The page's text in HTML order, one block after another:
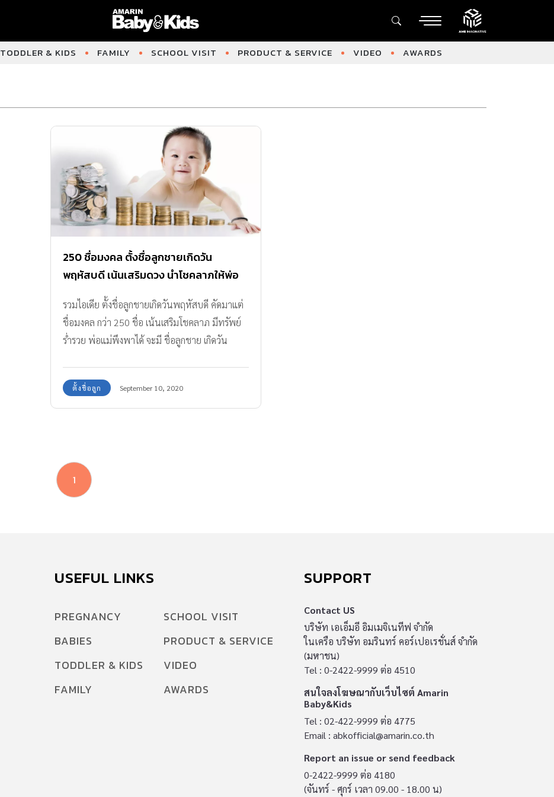
TODDLER & KIDS FAMILY SCHOOL VISIT PRODUCT & SERVICE VIDEO AWARDS
250 ชื่อมงคล ตั้งชื่อลูกชายเกิดวัน
พฤหัสบดี เน้นเสริมดวง นำโชคลาภให้พ่อ
รวมไอเดีย ตั้งชื่อลูกชายเกิดวันพฤหัสบดี คัดมาแต่
ชื่อมงคล กว่า 250 ชื่อ เน้นเสริมโชคลาภ มีทรัพย์
ร่ำรวย พ่อแม่พึงพาได้ จะมี ชื่อลูกชาย เกิดวัน
ตั้งชื่อลูก September 10, 2020
1
USEFUL LINKS
PREGNANCY
BABIES
TODDLER & KIDS
FAMILY
SCHOOL VISIT
PRODUCT & SERVICE
VIDEO
AWARDS
SUPPORT
Contact US
บริษัท เอเอ็มอี อิมเมจิเนทีฟ จำกัด
ในเครือ บริษัท อมรินทร์ คอร์เปอเรชั่นส์ จำกัด
(มหาชน)
Tel : 0-2422-9999 ต่อ 4510
สนใจลงโฆษณากับเว็บไซต์ Amarin
Baby&Kids
Tel : 02-422-9999 ต่อ 4775
Email : abkofficial@amarin.co.th
Report an issue or send feedback
0-2422-9999 ต่อ 4180
(จันทร์ - ศุกร์ เวลา 09.00 - 18.00 น)